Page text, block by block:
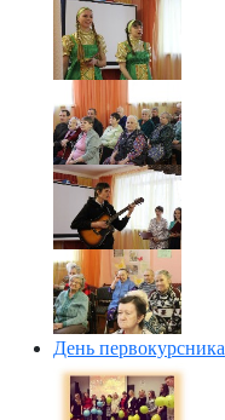
День первокурсника